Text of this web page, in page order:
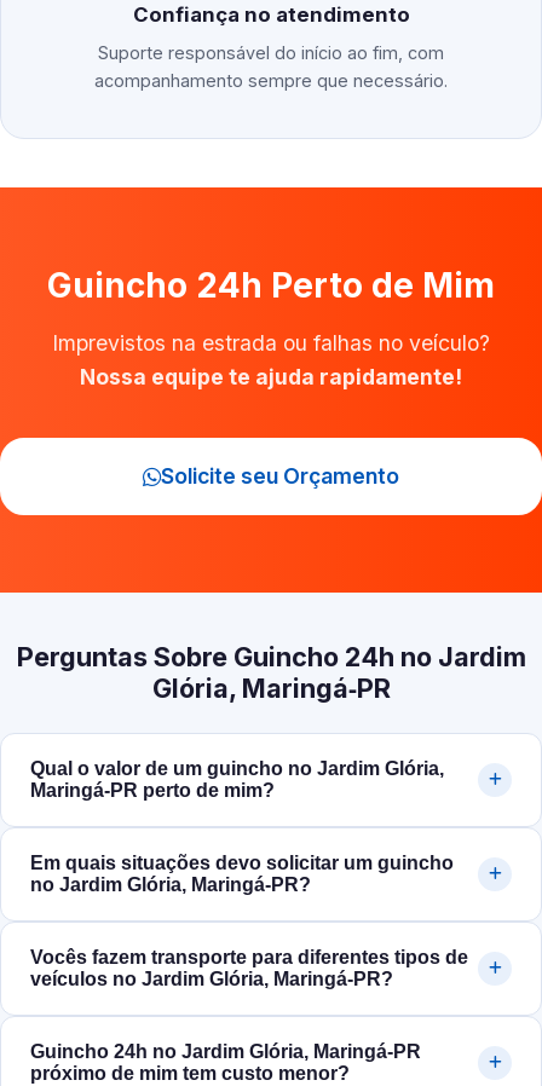
Confiança no atendimento
Suporte responsável do início ao fim, com
acompanhamento sempre que necessário.
Guincho 24h Perto de Mim
Imprevistos na estrada ou falhas no veículo?
Nossa equipe te ajuda rapidamente!
Solicite seu Orçamento
Perguntas Sobre Guincho 24h no Jardim
Glória, Maringá‑PR
Qual o valor de um guincho no Jardim Glória,
Maringá‑PR perto de mim?
Em quais situações devo solicitar um guincho
no Jardim Glória, Maringá‑PR?
Vocês fazem transporte para diferentes tipos de
veículos no Jardim Glória, Maringá‑PR?
Guincho 24h no Jardim Glória, Maringá‑PR
próximo de mim tem custo menor?